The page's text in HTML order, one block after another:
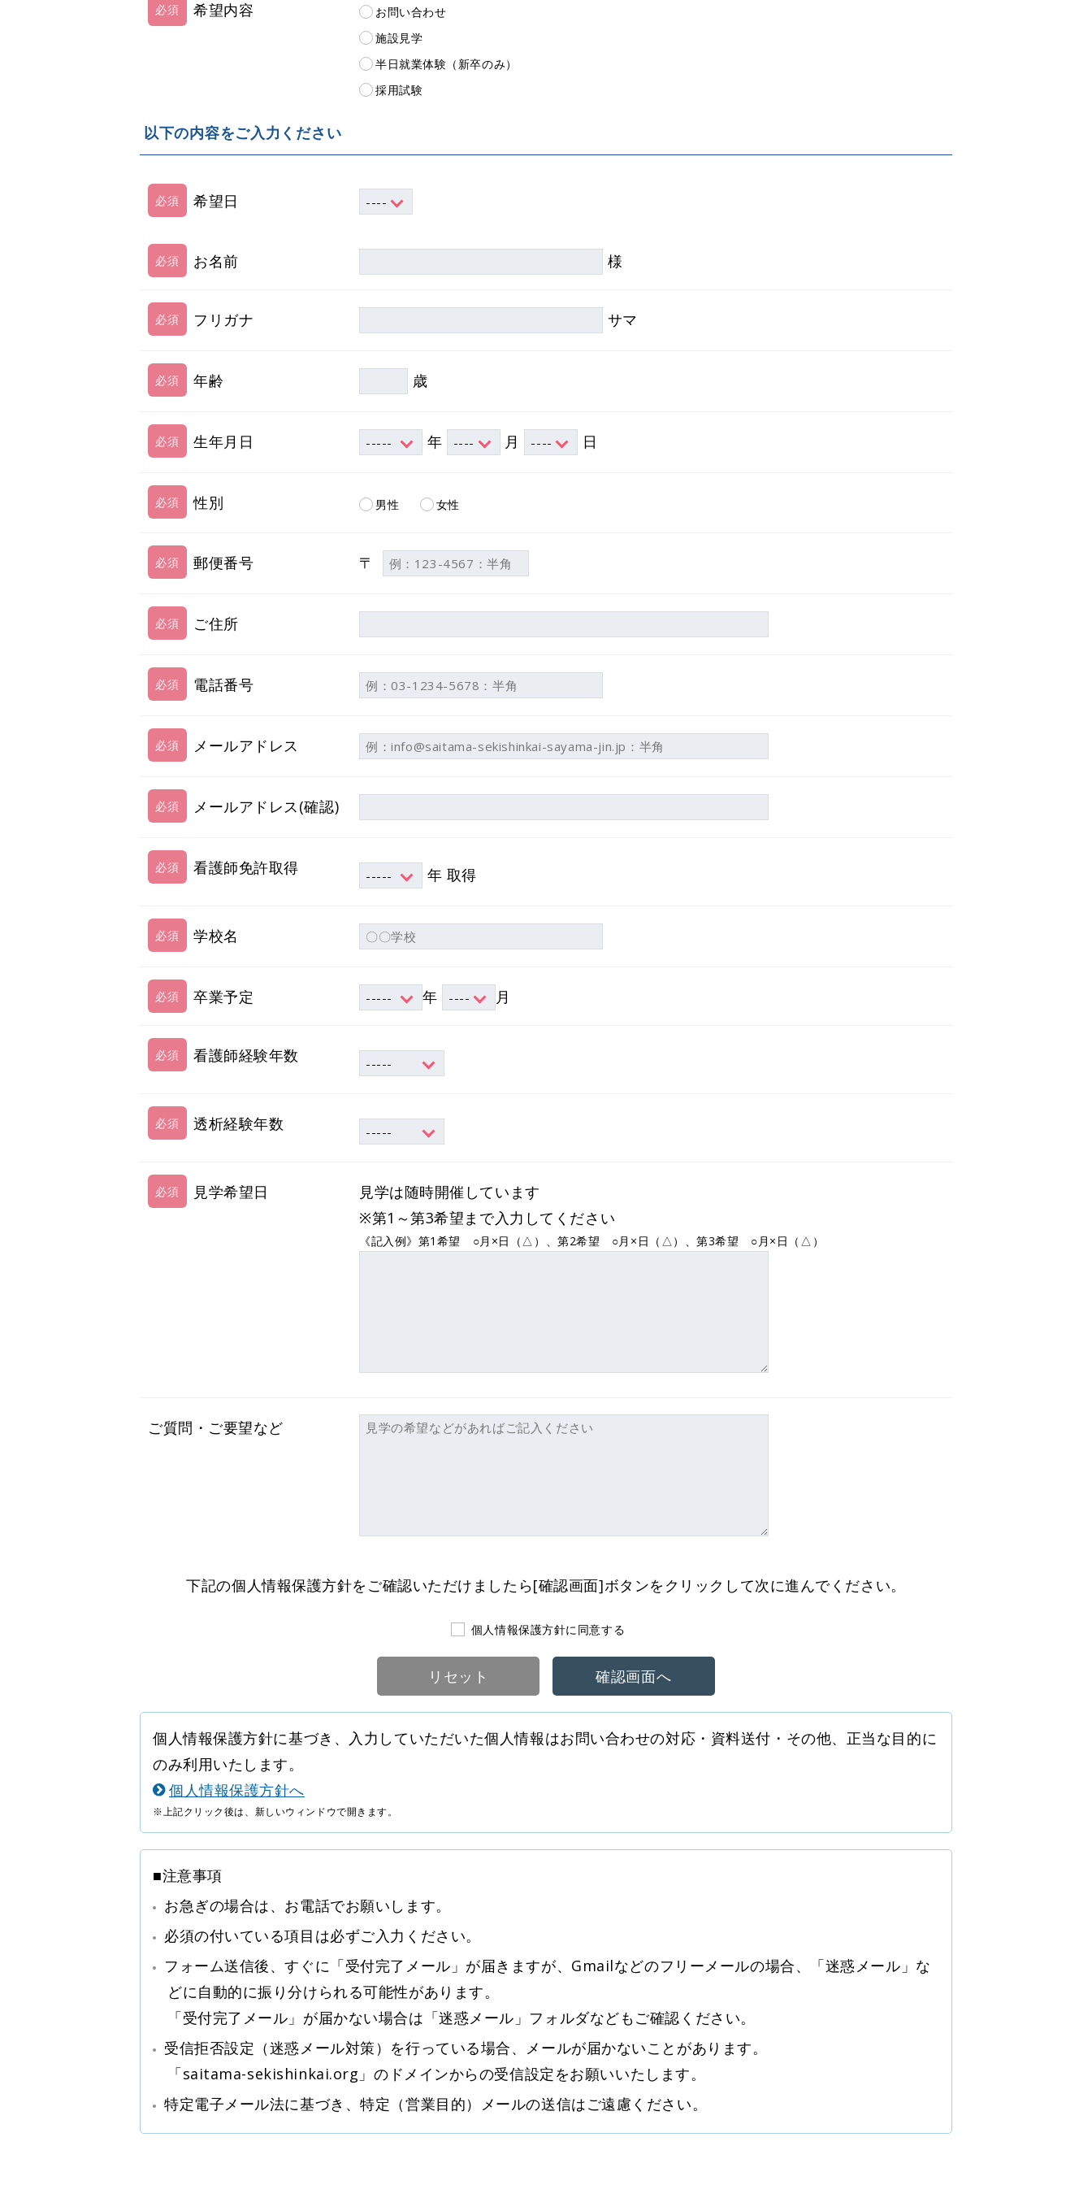
希望内容
お問い合わせ
施設見学
半日就業体験（新卒のみ）
採用試験
以下の内容をご入力ください
希望日
お名前 様
フリガナ サマ
年齢 歳
生年月日 年 月 日
性別 男性 女性
郵便番号 〒
ご住所
電話番号
メールアドレス
メールアドレス(確認)
看護師免許取得 年 取得
学校名
卒業予定 年 月
看護師経験年数
透析経験年数
見学希望日
見学は随時開催しています
※第1～第3希望まで入力してください
《記入例》第1希望 ○月×日（△）、第2希望 ○月×日（△）、第3希望 ○月×日（△）
ご質問・ご要望など
下記の個人情報保護方針をご確認いただけましたら[確認画面]ボタンをクリックして次に進んでください。
個人情報保護方針に同意する
リセット 確認画面へ
個人情報保護方針に基づき、入力していただいた個人情報はお問い合わせの対応・資料送付・その他、正当な目的に
のみ利用いたします。
個人情報保護方針へ
※上記クリック後は、新しいウィンドウで開きます。
■注意事項
お急ぎの場合は、お電話でお願いします。
必須の付いている項目は必ずご入力ください。
フォーム送信後、すぐに「受付完了メール」が届きますが、Gmailなどのフリーメールの場合、「迷惑メール」な
どに自動的に振り分けられる可能性があります。
「受付完了メール」が届かない場合は「迷惑メール」フォルダなどもご確認ください。
受信拒否設定（迷惑メール対策）を行っている場合、メールが届かないことがあります。
「saitama-sekishinkai.org」のドメインからの受信設定をお願いいたします。
特定電子メール法に基づき、特定（営業目的）メールの送信はご遠慮ください。